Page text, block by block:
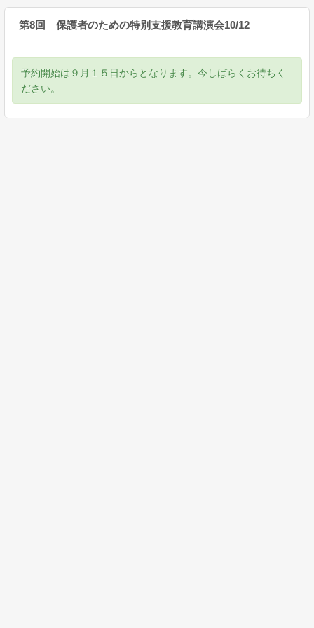
第8回 保護者のための特別支援教育講演会10/12
予約開始は９月１５日からとなります。今しばらくお待ちく
ださい。